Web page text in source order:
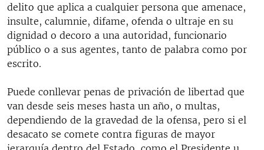
delito que aplica a cualquier persona que amenace,
insulte, calumnie, difame, ofenda o ultraje en su
dignidad o decoro a una autoridad, funcionario
público o a sus agentes, tanto de palabra como por
escrito.
Puede conllevar penas de privación de libertad que
van desde seis meses hasta un año, o multas,
dependiendo de la gravedad de la ofensa, pero si el
desacato se comete contra figuras de mayor